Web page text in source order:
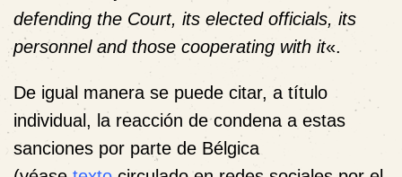
defending the Court, its elected officials, its
personnel and those cooperating with it«.
De igual manera se puede citar, a título
individual, la reacción de condena a estas
sanciones por parte de Bélgica